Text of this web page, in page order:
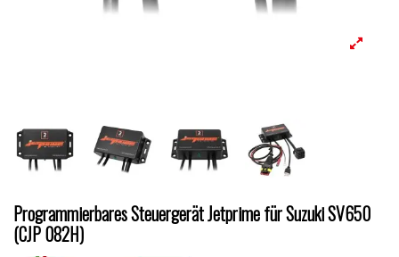
Programmierbares Steuergerät Jetprime für Suzuki SV650
(CJP 082H)